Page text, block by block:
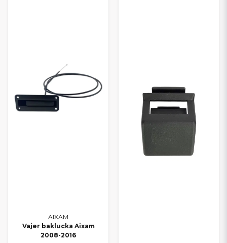
AIXAM
Vajer baklucka Aixam
2008-2016